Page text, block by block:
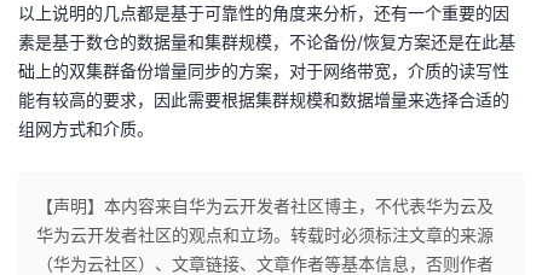
以上说明的几点都是基于可靠性的角度来分析，还有一个重要的因
素是基于数仓的数据量和集群规模，不论备份/恢复方案还是在此基
础上的双集群备份增量同步的方案，对于网络带宽，介质的读写性
能有较高的要求，因此需要根据集群规模和数据增量来选择合适的
组网方式和介质。
【声明】本内容来自华为云开发者社区博主，不代表华为云及
华为云开发者社区的观点和立场。转载时必须标注文章的来源
（华为云社区）、文章链接、文章作者等基本信息，否则作者